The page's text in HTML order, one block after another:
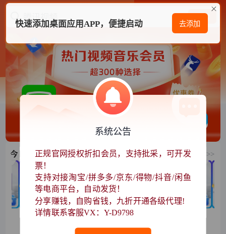
快速添加桌面应用APP，便捷启动 去添加
腾讯视频 搜索
查看更多>>
百度网盘 百度网盘
140.92
百度网盘
103.79
系统公告
正规官网授权折扣会员，支持批采，可开发
票！
支持对接淘宝/拼多多/京东/得物/抖音/闲鱼
等电商平台，自动发货！
分享赚钱，自购省钱，九折开通各级代理!
详情联系客服VX：Y-D9798